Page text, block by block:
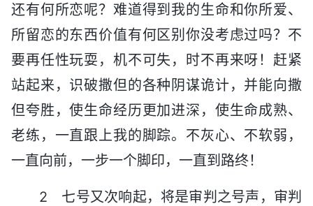
还有何所恋呢？难道得到我的生命和你所爱、
所留恋的东西价值有何区别你没考虑过吗？不
要再任性玩耍，机不可失，时不再来呀！赶紧
站起来，识破撒但的各种阴谋诡计，并能向撒
但夸胜，使生命经历更加进深，使生命成熟、
老练，一直跟上我的脚踪。不灰心、不软弱，
一直向前，一步一个脚印，一直到路终！
2 七号又次响起，将是审判之号声，审判